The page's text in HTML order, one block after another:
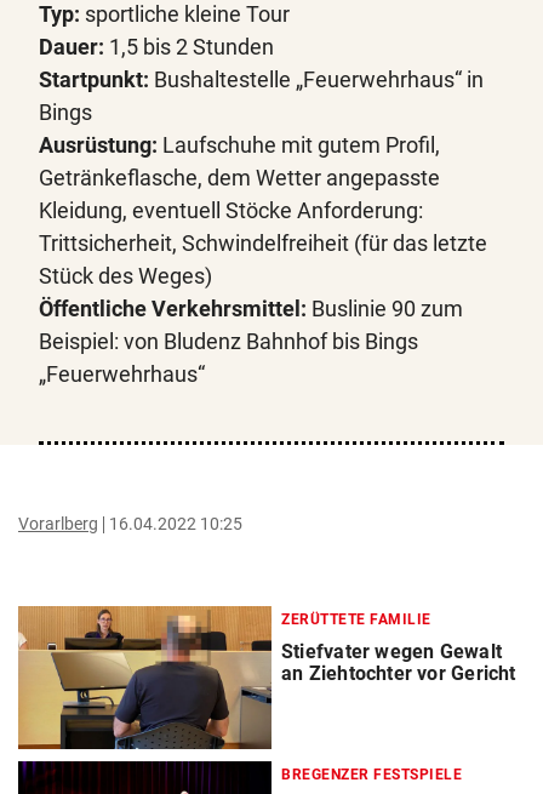
Typ: sportliche kleine Tour
Dauer: 1,5 bis 2 Stunden
Startpunkt: Bushaltestelle „Feuerwehrhaus“ in
Bings
Ausrüstung: Laufschuhe mit gutem Profil,
Getränkeflasche, dem Wetter angepasste
Kleidung, eventuell Stöcke Anforderung:
Trittsicherheit, Schwindelfreiheit (für das letzte
Stück des Weges)
Öffentliche Verkehrsmittel: Buslinie 90 zum
Beispiel: von Bludenz Bahnhof bis Bings
„Feuerwehrhaus“
Vorarlberg 16.04.2022 10:25
ZERÜTTETE FAMILIE
Stiefvater wegen Gewalt
an Ziehtochter vor Gericht
BREGENZER FESTSPIELE